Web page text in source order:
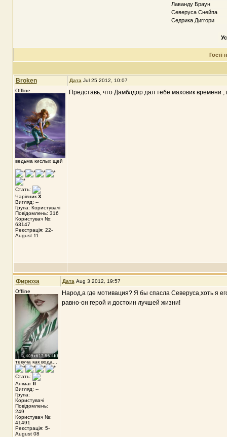
Лаванду Браун
Северуса Снейпа
Седрика Диггори
Гості
Broken Дата Jul 25 2012, 10:07
Offline
ведьма кислых щей
Стать:
Чарівник X
Вигляд: --
Група: Користувачі
Повідомлень: 316
Користувач №:
63147
Реєстрація: 22-
August 11
Представь, что Дамблдор дал тебе маховик времени
Фирюза Дата Aug 3 2012, 19:57
Offline
текуча как вода...
Стать:
Анімаг II
Вигляд: --
Група:
Користувачі
Повідомлень:
249
Користувач №:
41491
Реєстрація: 5-
August 08
Народ,а где мотивация? Я бы спасла Северуса,хоть я
равно-он герой и достоин лучшей жизни!